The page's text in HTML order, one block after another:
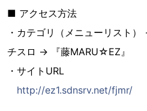
■ アクセス方法
・カテゴリ（メニューリスト
チスロ → 『藤MARU☆EZ』
・サイトURL
http://ez1.sdnsrv.net/fjmr/